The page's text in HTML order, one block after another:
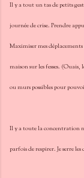
Il y a tout un tas de petits
journée de crise. Prendre
Maximiser mes déplacements
maison sur les fesses.
ou murs possibles pour
Il y a toute la concentration
parfois de respirer. Je serre